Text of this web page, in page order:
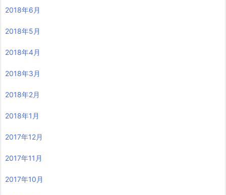
2018年6月
2018年5月
2018年4月
2018年3月
2018年2月
2018年1月
2017年12月
2017年11月
2017年10月